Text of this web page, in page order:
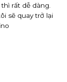
rất dễ dàng.
sẽ quay trở lại